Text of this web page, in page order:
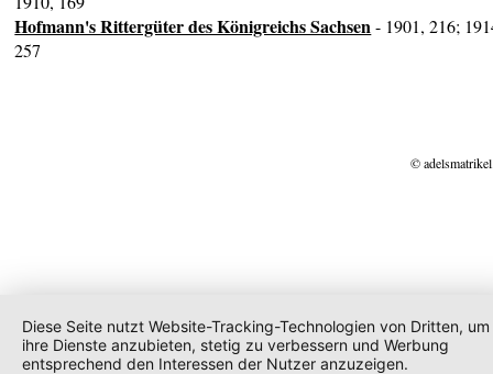
Hofmann's Rittergüter des Königreichs Sachsen - 1901, 216;
257
©
Diese Seite nutzt Website-Tracking-Technologien von Dritten, um
ihre Dienste anzubieten, stetig zu verbessern und Werbung
entsprechend den Interessen der Nutzer anzuzeigen.